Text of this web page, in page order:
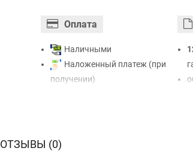
Оплата
Наличными
Наложенный платеж (при
получении)
ОТЗЫВЫ (0)